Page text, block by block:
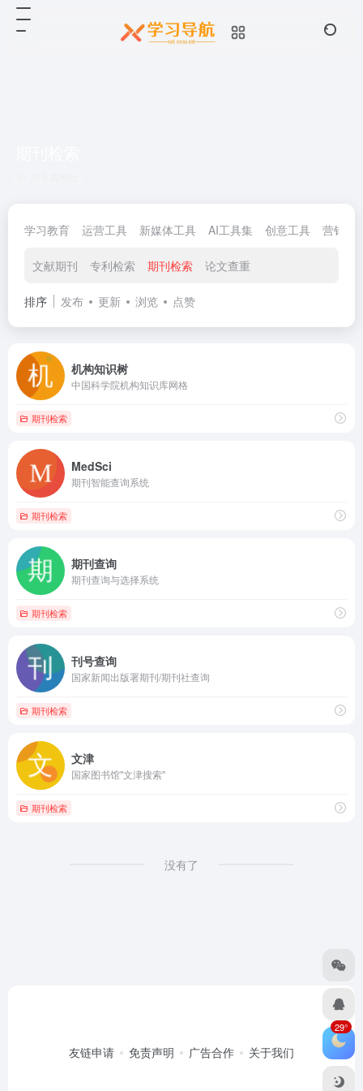
学习教育 运营工具 新媒体工具 AI工具集 创意工具 营销工
文献期刊 专利检索 期刊检索 论文查重
排序 发布 更新 浏览 点赞
机构知识树
中国科学院机构知识库网格
期刊检索
MedSci
期刊智能查询系统
期刊检索
期刊查询
期刊查询与选择系统
期刊检索
刊号查询
国家新闻出版署期刊/期刊社查询
期刊检索
文津
国家图书馆"文津搜索"
期刊检索
没有了
友链申请 免责声明 广告合作 关于我们
29°